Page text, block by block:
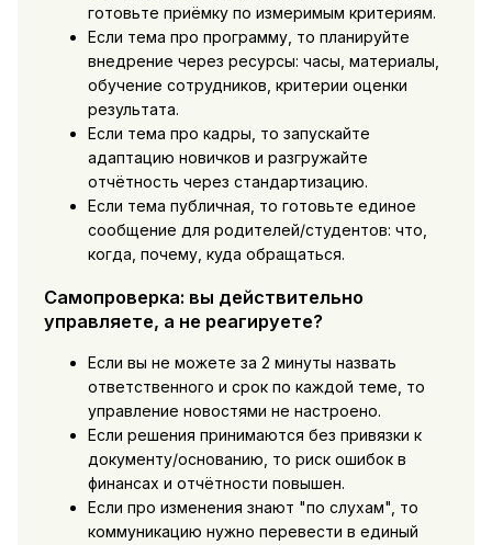
готовьте приёмку по измеримым критериям.
Если тема про программу, то планируйте
внедрение через ресурсы: часы, материалы,
обучение сотрудников, критерии оценки
результата.
Если тема про кадры, то запускайте
адаптацию новичков и разгружайте
отчётность через стандартизацию.
Если тема публичная, то готовьте единое
сообщение для родителей/студентов: что,
когда, почему, куда обращаться.
Самопроверка: вы действительно
управляете, а не реагируете?
Если вы не можете за 2 минуты назвать
ответственного и срок по каждой теме, то
управление новостями не настроено.
Если решения принимаются без привязки к
документу/основанию, то риск ошибок в
финансах и отчётности повышен.
Если про изменения знают "по слухам", то
коммуникацию нужно перевести в единый